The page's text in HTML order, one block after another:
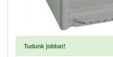
Tudunk jobbat!